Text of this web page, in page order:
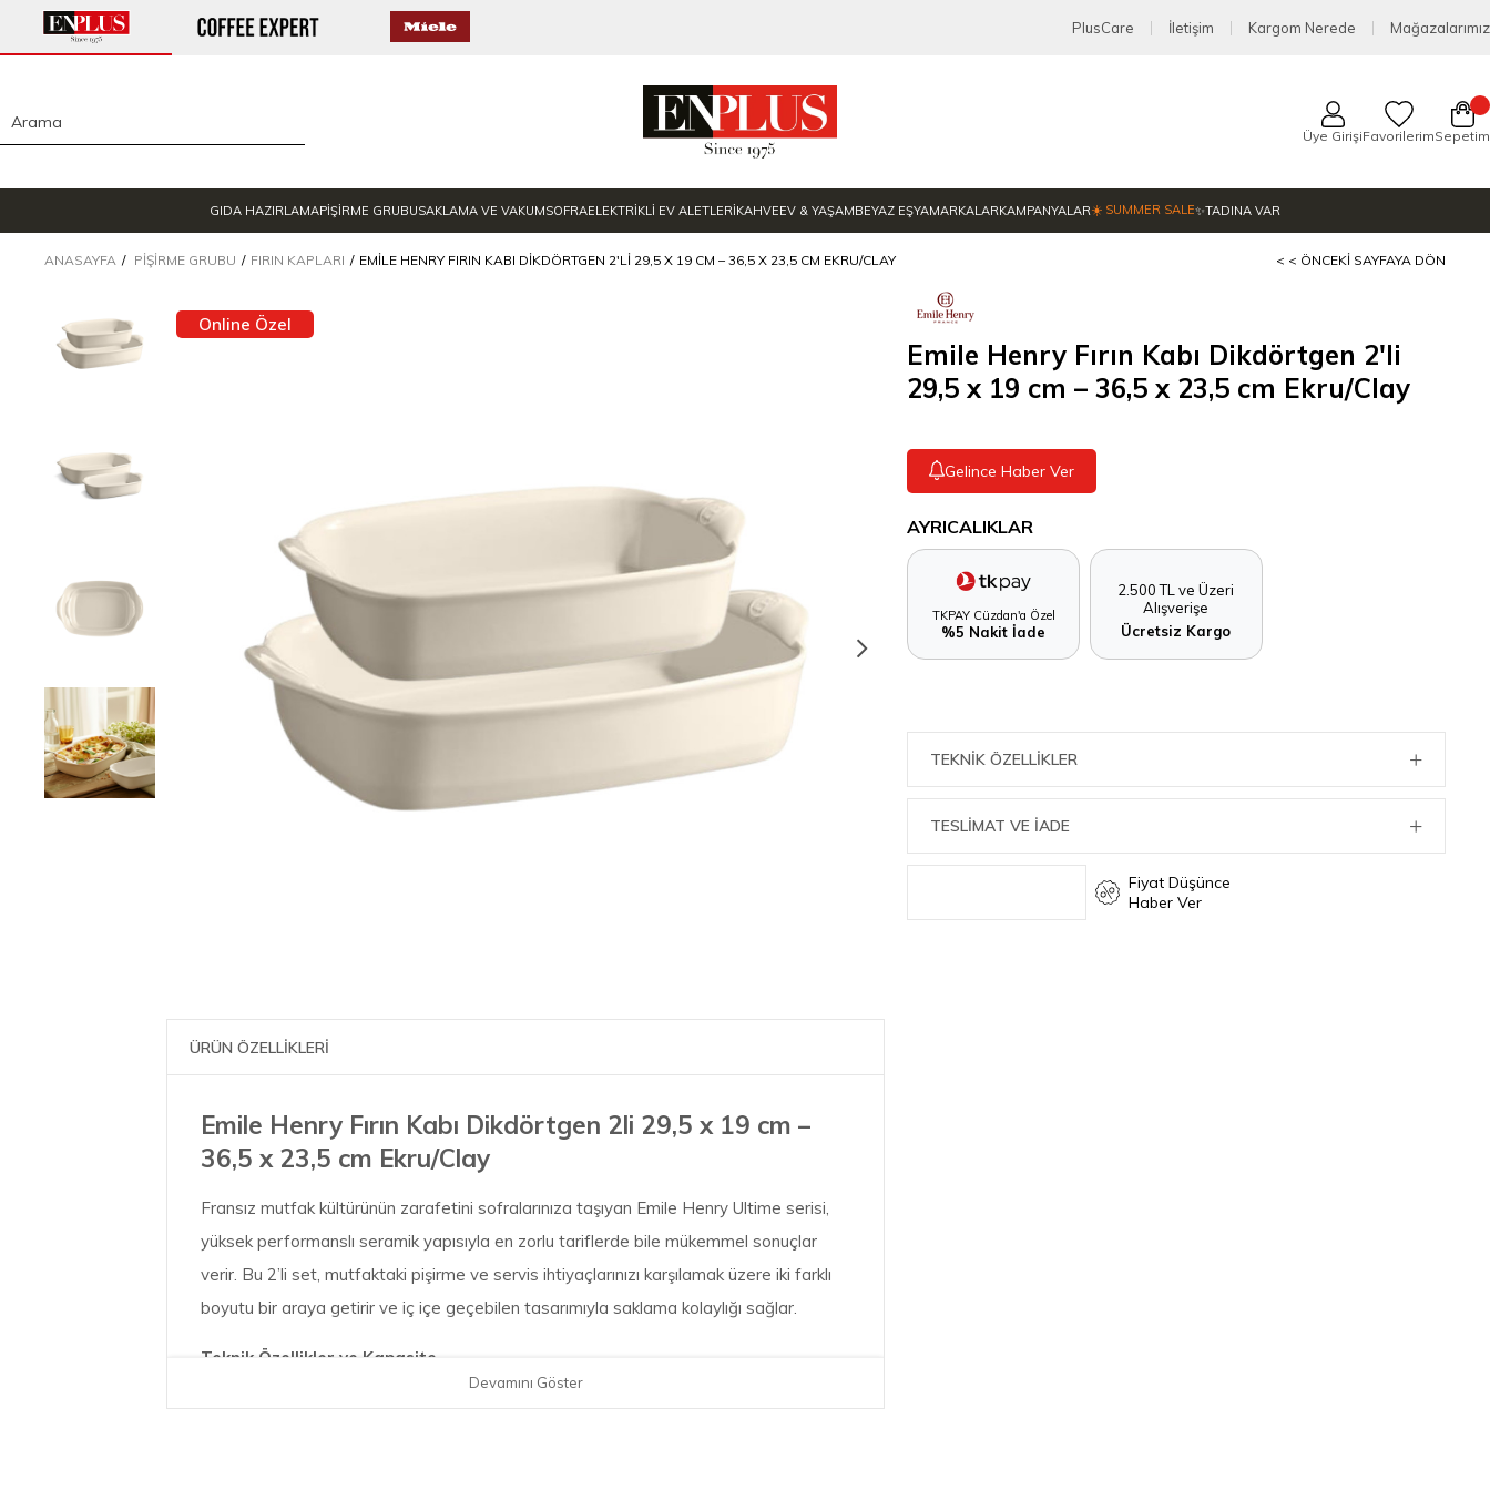
PlusCare İletişim Kargom Nerede Mağazalarımız
Üye GirişiFavorilerimSepetim
GIDA HAZIRLAMAPİŞİRME GRUBUSAKLAMA VE VAKUMSOFRAELEKTRİKLİ EV ALETLERİKAHVEEV & YAŞAMBEYAZ EŞYAMARKALARKAMPANYALAR☀️ SUMMER SALE✨TADINA VAR
ANASAYFA PIŞIRME GRUBU FIRIN KAPLARI EMILE HENRY FIRIN KABI DIKDÖRTGEN 2'LI 29,5 X 19 CM – 36,5 X 23,5 CM EKRU/CLAY < < ÖNCEKI SAYFAYA DÖN
Online Özel
ÜRÜN ÖZELLİKLERİ
Emile Henry Fırın Kabı Dikdörtgen 2li 29,5 x 19 cm –
36,5 x 23,5 cm Ekru/Clay
Fransız mutfak kültürünün zarafetini sofralarınıza taşıyan Emile Henry Ultime serisi,
yüksek performanslı seramik yapısıyla en zorlu tariflerde bile mükemmel sonuçlar
verir. Bu 2’li set, mutfaktaki pişirme ve servis ihtiyaçlarınızı karşılamak üzere iki farklı
boyutu bir araya getirir ve iç içe geçebilen tasarımıyla saklama kolaylığı sağlar.
Teknik Özellikler ve Kapasite
Küçük Boy Kap: 29,5 x 19 x 6,5 cm | Toplam Hacim: 1.6 Litre
Devamını Göster
Emile Henry Fırın Kabı Dikdörtgen 2'li
29,5 x 19 cm – 36,5 x 23,5 cm Ekru/Clay
Gelince Haber Ver
AYRICALIKLAR
TKPAY Cüzdan'a Özel
%5 Nakit İade
2.500 TL ve Üzeri
Alışverişe
Ücretsiz Kargo
TEKNIK ÖZELLIKLER
TESLİMAT VE İADE
Fiyat Düşünce
Haber Ver